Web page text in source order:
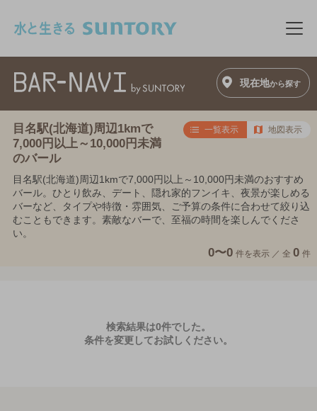
メ
現在地から探す
目名駅(北海道)周辺1kmで
7,000円以上～10,000円未満
のバール
一覧表示 地図表示
目名駅(北海道)周辺1kmで7,000円以上～10,000円未満のおすすめ
バール。ひとり飲み、デート、隠れ家的フンイキ、夜景が楽しめる
バーなど、タイプや特徴・雰囲気、ご予算の条件に合わせて絞り込
むこともできます。素敵なバーで、至福の時間を楽しんでくださ
い。
0〜0 件を表示 ／ 全 0 件
検索結果は0件でした。
条件を変更してお試しください。